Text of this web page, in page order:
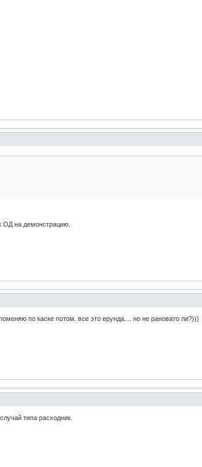
ОД на демонстрацию.
по каске потом. все это ерунда.... но не рановато ли?)))
типа расходник.